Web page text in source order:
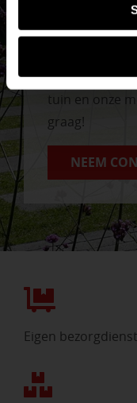
Geen
tuin en onze
graag!
NEEM
Eigen bezorgdienst